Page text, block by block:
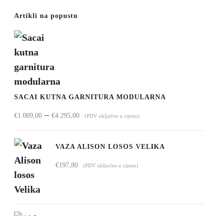
Artikli na popustu
SACAI KUTNA GARNITURA MODULARNA
€1.009,00 – €4.295,00Raspon
cijena:
od
(PDV uključen u cijenu)
VAZA ALISON LOSOS VELIKA
€197,80 (PDV uključen u cijenu)